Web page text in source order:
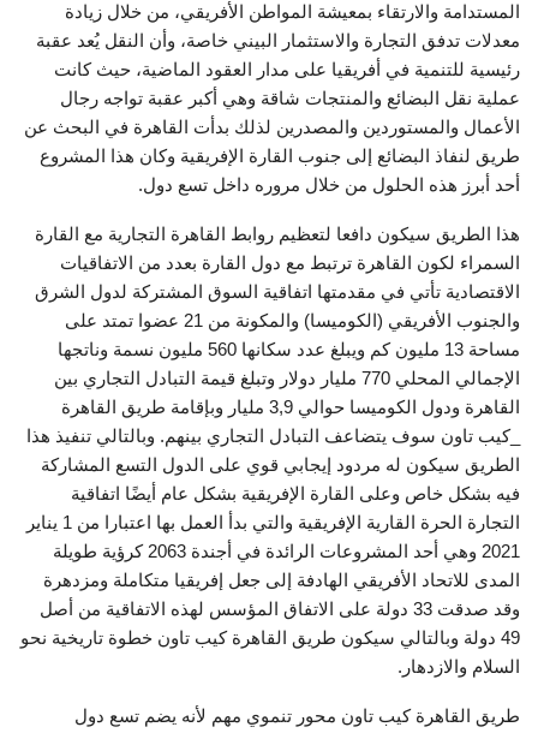
المستدامة والارتقاء بمعيشة المواطن الأفريقي، من خلال زيادة
معدلات تدفق التجارة والاستثمار البيني خاصة، وأن النقل يُعد عقبة
رئيسية للتنمية في أفريقيا على مدار العقود الماضية، حيث كانت
عملية نقل البضائع والمنتجات شاقة وهي أكبر عقبة تواجه رجال
الأعمال والمستوردين والمصدرين لذلك بدأت القاهرة في البحث عن
طريق لنفاذ البضائع إلى جنوب القارة الإفريقية وكان هذا المشروع
أحد أبرز هذه الحلول من خلال مروره داخل تسع دول.
هذا الطريق سيكون دافعا لتعظيم روابط القاهرة التجارية مع القارة
السمراء لكون القاهرة ترتبط مع دول القارة بعدد من الاتفاقيات
الاقتصادية تأتي في مقدمتها اتفاقية السوق المشتركة لدول الشرق
والجنوب الأفريقي (الكوميسا) والمكونة من 21 عضوا تمتد على
مساحة 13 مليون كم ويبلغ عدد سكانها 560 مليون نسمة وناتجها
الإجمالي المحلي 770 مليار دولار وتبلغ قيمة التبادل التجاري بين
القاهرة ودول الكوميسا حوالي 3,9 مليار وبإقامة طريق القاهرة
_كيب تاون سوف يتضاعف التبادل التجاري بينهم. وبالتالي تنفيذ هذا
الطريق سيكون له مردود إيجابي قوي على الدول التسع المشاركة
فيه بشكل خاص وعلى القارة الإفريقية بشكل عام أيضًا اتفاقية
التجارة الحرة القارية الإفريقية والتي بدأ العمل بها اعتبارا من 1 يناير
2021 وهي أحد المشروعات الرائدة في أجندة 2063 كرؤية طويلة
المدى للاتحاد الأفريقي الهادفة إلى جعل إفريقيا متكاملة ومزدهرة
وقد صدقت 33 دولة على الاتفاق المؤسس لهذه الاتفاقية من أصل
49 دولة وبالتالي سيكون طريق القاهرة كيب تاون خطوة تاريخية نحو
السلام والازدهار.
طريق القاهرة كيب تاون محور تنموي مهم لأنه يضم تسع دول